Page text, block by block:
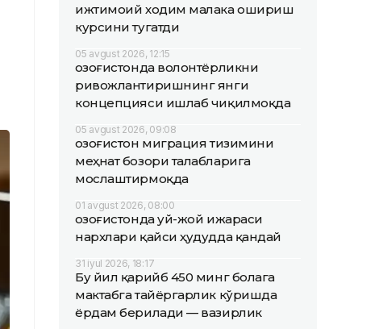
ижтимоий ходим малака ошириш
курсини тугатди
05 avgust 2026, 12:15
Қозоғистонда волонтёрликни
ривожлантиришнинг янги
концепцияси ишлаб чиқилмоқда
05 avgust 2026, 09:08
Қозоғистон миграция тизимини
меҳнат бозори талабларига
мослаштирмоқда
01 avgust 2026, 08:00
Қозоғистонда уй-жой ижараси
нархлари қайси ҳудудда қандай
31 iyul 2026, 18:17
Бу йил қарийб 450 минг болага
мактабга тайёргарлик кўришда
ёрдам берилади — вазирлик